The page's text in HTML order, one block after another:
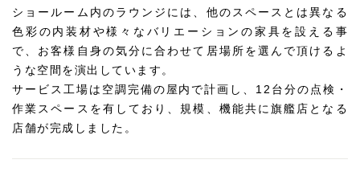
ショールーム内のラウンジには、他のスペースとは異なる
色彩の内装材や様々なバリエーションの家具を設える事
で、お客様自身の気分に合わせて居場所を選んで頂けるよ
うな空間を演出しています。
サービス工場は空調完備の屋内で計画し、12台分の点検・
作業スペースを有しており、規模、機能共に旗艦店となる
店舗が完成しました。